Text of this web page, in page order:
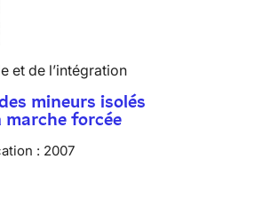
et de l’intégration
mineurs isolés
marche forcée
: 2007